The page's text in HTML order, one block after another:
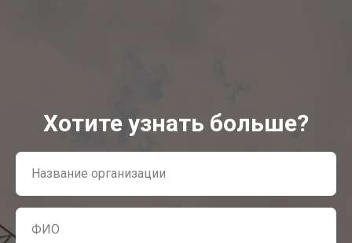
Хотите узнать больше?